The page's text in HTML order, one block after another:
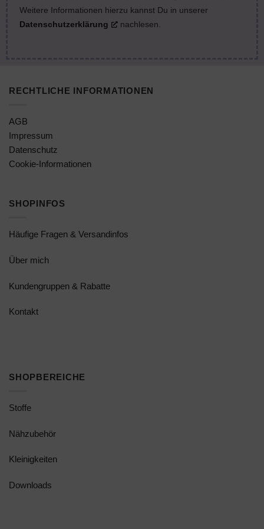
Weitere Informationen hierzu kannst Du in unserer
Datenschutzerklärung
nachlesen.
RECHTLICHE INFORMATIONEN
AGB
Impressum
Datenschutz
Cookie-Informationen
SHOPINFOS
Häufige Fragen & Versandinfos
Über mich
Kundengruppen & Rabatte
Kontakt
SHOPBEREICHE
Stoffe
Nähzubehör
Kleinigkeiten
Downloads